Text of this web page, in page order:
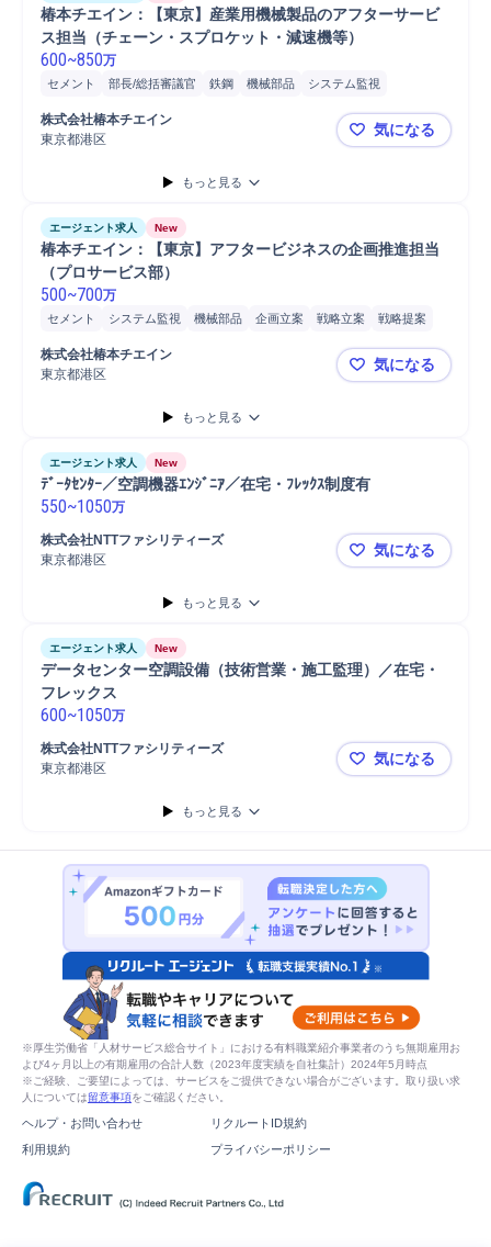
椿本チエイン：【東京】産業用機械製品のアフターサービ
ス担当（チェーン・スプロケット・減速機等）
600~850万
セメント 部長/総括審議官 鉄鋼 機械部品
システム監視
部品/原料品質監査
予防保全
産業機械
株式会社椿本チエイン
東京都港区
椿本チエイ
気になる
もっと見る
エージェント求人 New
椿本チエイン：【東京】アフタービジネスの企画推進担当
（プロサービス部）
500~700万
セメント システム監視 機械部品 企画立案 戦略立案
戦略提案
部品/原料品質監査
メンテナンス
Microsoft Excel
品質管理
株式会社椿本チエイン
東京都港区
椿本チエイ
気になる
もっと見る
エージェント求人 New
ﾃﾞｰﾀｾﾝﾀｰ／空調機器ｴﾝｼﾞﾆｱ／在宅・ﾌﾚｯｸｽ制度有
550~1050万
株式会社NTTファシリティーズ
東京都港区
ﾃﾞｰﾀｾﾝﾀｰ／
気になる
もっと見る
エージェント求人 New
データセンター空調設備（技術営業・施工監理）／在宅・
フレックス
600~1050万
株式会社NTTファシリティーズ
東京都港区
データセン
気になる
もっと見る
※厚生労働省「人材サービス総合サイト」における有料職業紹介事業者のうち無期雇用お
よび4ヶ月以上の有期雇用の合計人数（2023年度実績を自社集計）2024年5月時点
※ご経験、ご要望によっては、サービスをご提供できない場合がございます。取り扱い求
人については留意事項をご確認ください。
ヘルプ・お問い合わせ
リクルートID規約
利用規約
プライバシーポリシー